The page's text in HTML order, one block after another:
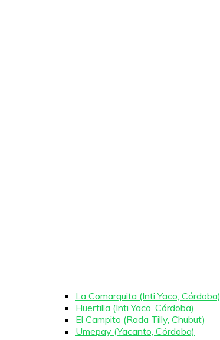
La Comarquita (Inti Yaco, Córdoba)
Huertilla (Inti Yaco, Córdoba)
El Campito (Rada Tilly, Chubut)
Umepay (Yacanto, Córdoba)